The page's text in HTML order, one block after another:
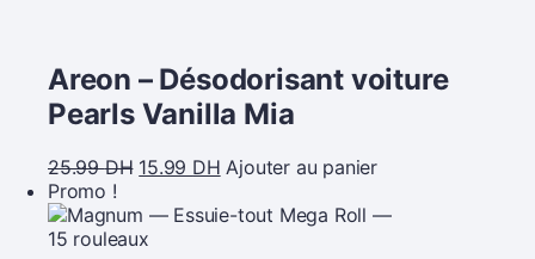
Areon – Désodorisant voiture
Pearls Vanilla Mia
25.99DH 15.99 DH Ajouter au panier
Promo !